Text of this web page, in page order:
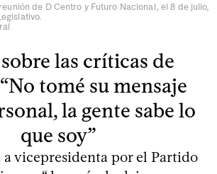
de D Centro y Futuro Nacional, el 8 de julio,
las críticas de
tomé su mensaje
la gente sabe lo
que soy”
vicepresidenta por el Partido